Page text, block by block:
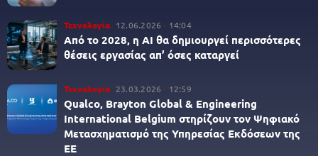
Τεχνολογία 12.06.2026 14:04
Από το 2028, η AI θα δημιουργεί περισσότερες
θέσεις εργασίας απ’ όσες καταργεί
Τεχνολογία 23.03.2026 12:59
Qualco, Brayton Global & Engineering
International Belgium στηρίζουν τον Ψηφιακό
Μετασχηματισμό της Υπηρεσίας Εκδόσεων της
ΕΕ